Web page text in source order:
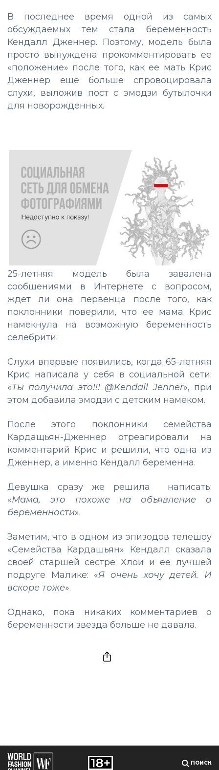
В последнее время одной из самых
обсуждаемых тем стала беременность
Кендалл Дженнер. Поэтому, модель была
просто вынуждена прокомментировать ее
«положение» после того, как ее мать Крис
Дженнер ещё больше спровоцировала
слухи, выложив пост с эмодзи бутылочки
для новорожденных.
25-летняя модель была завалена
сообщениями в Интернете с вопросом,
ждет ли она первенца после того, как
поклонники поверили, что ее мама Крис
намекнула на возможную беременность
селебрити.
Слухи впервые появились, когда 65-летняя
Крис написала у себя в социальной сети:
«Ты получила это!!! @Kendall Jenner», при
этом добавила эмодзи с детским намёком.
После этого поклонники семейства
Кардащьян-Дженнер отреагировали на
комментарий Крис и решили, что одна из
Дженнер, а именно Кендалл беременна.
Девушка сразу же решила написать:
«Мама, это похоже на объявление о
беременности».
Заметим, что в одном из эпизодов телешоу
«Семейства Кардашьян» Кендалл сказала
своей старшей сестре Хлои и ее лучшей
подруге Малике: «Я очень хочу детей. И
вскоре тоже».
Однако, пока никаких комментариев о
беременности звезда больше не давала.
ПОИСК